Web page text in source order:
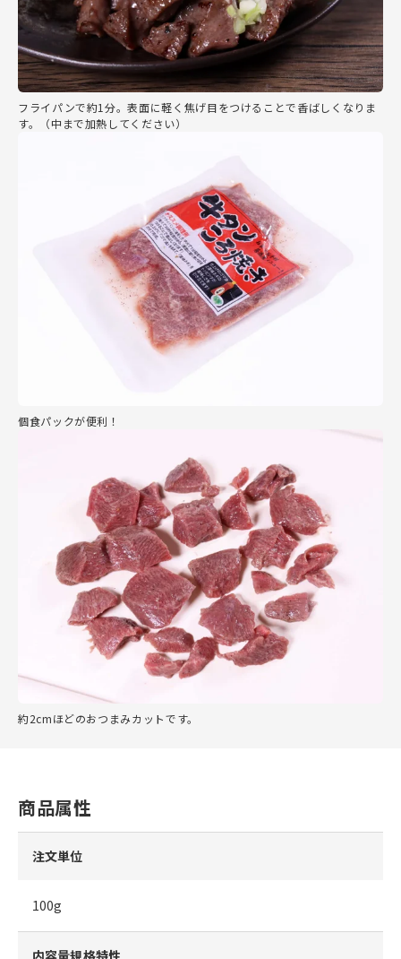
フライパンで約1分。表面に軽く焦げ目をつけることで香ばしくなりま
す。（中まで加熱してください）
個食パックが便利！
約2cmほどのおつまみカットです。
商品属性
注文単位
100g
内容量規格特性